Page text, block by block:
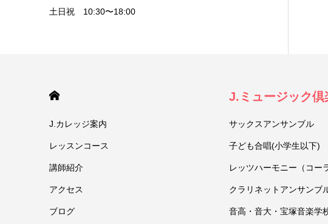
土日祝 10:30〜18:00
J.カレッジ案内
レッスンコース
講師紹介
アクセス
ブログ
J.ミュージック倶
サックスアンサンブル
子ども合唱(小学生以下)
レッツハーモニー（コー
クラリネットアンサンブ
音高・音大・宝塚音楽学